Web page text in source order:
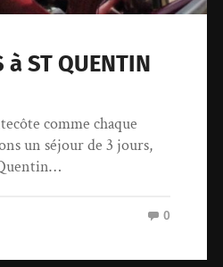
à ST QUENTIN
comme chaque
un séjour de 3 jours,
0